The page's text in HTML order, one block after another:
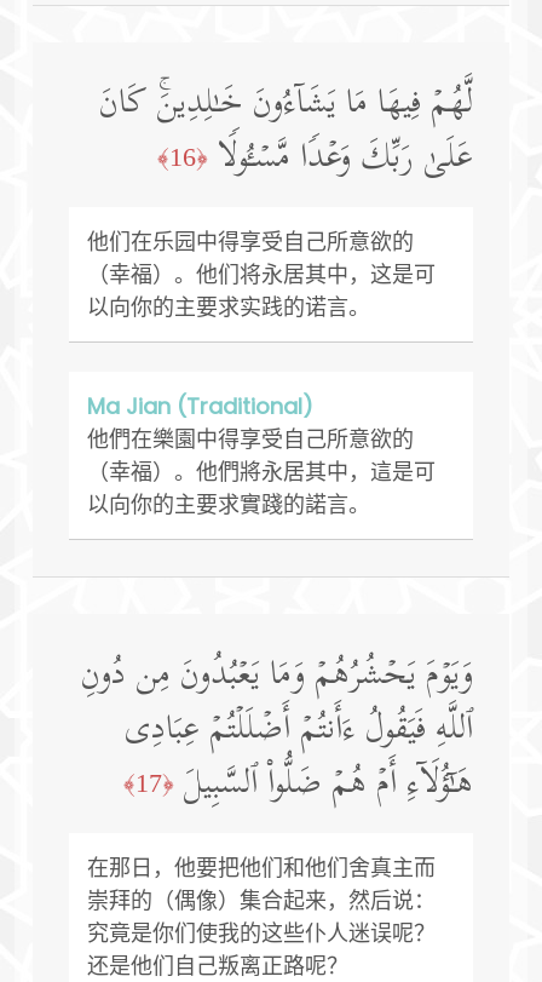
لَّهُمۡ فِیهَا مَا یَشَاۤءُونَ خَـٰلِدِینَۚ كَانَ
عَلَىٰ رَبِّكَ وَعۡدࣰا مَّسۡـُٔولࣰا ﴿16﴾
他们在乐园中得享受自己所意欲的
（幸福）。他们将永居其中，这是可
以向你的主要求实践的诺言。
Ma Jian (Traditional)
他們在樂園中得享受自己所意欲的
（幸福）。他們將永居其中，這是可
以向你的主要求實踐的諾言。
وَیَوۡمَ یَحۡشُرُهُمۡ وَمَا یَعۡبُدُونَ مِن دُونِ
ٱللَّهِ فَیَقُولُ ءَأَنتُمۡ أَضۡلَلۡتُمۡ عِبَادِی
هَـٰۤؤُلَاۤءِ أَمۡ هُمۡ ضَلُّوا۟ ٱلسَّبِیلَ ﴿17﴾
在那日，他要把他们和他们舍真主而
崇拜的（偶像）集合起来，然后说：
究竟是你们使我的这些仆人迷误呢？
还是他们自己叛离正路呢？